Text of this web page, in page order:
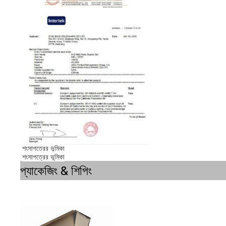
শংসাপত্রের ভূমিকা
শংসাপত্রের ভূমিকা
প্যাকেজিং & শিপিং